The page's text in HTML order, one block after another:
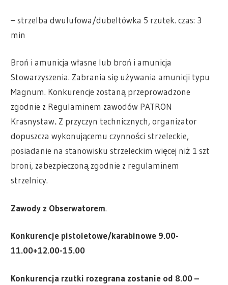
– strzelba dwulufowa/dubeltówka 5 rzutek. czas: 3
min
Broń i amunicja własne lub broń i amunicja
Stowarzyszenia. Zabrania się używania amunicji typu
Magnum. Konkurencje zostaną przeprowadzone
zgodnie z Regulaminem zawodów PATRON
Krasnystaw. Z przyczyn technicznych, organizator
dopuszcza wykonującemu czynności strzeleckie,
posiadanie na stanowisku strzeleckim więcej niż 1 szt
broni, zabezpieczoną zgodnie z regulaminem
strzelnicy.
Zawody z Obserwatorem.
Konkurencje pistoletowe/karabinowe 9.00-
11.00+12.00-15.00
Konkurencja rzutki rozegrana zostanie od 8.00–